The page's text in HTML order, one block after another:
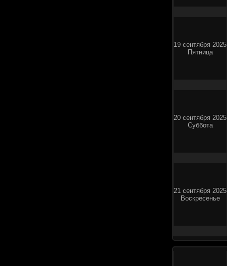
19 сентября 2025
Пятница
20 сентября 2025
Суббота
21 сентября 2025
Воскресенье